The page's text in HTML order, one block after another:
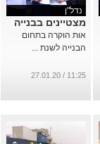
נדל"ן
מצטיינים בבנייה
אות הוקרה בתחום
הבנייה לשנת ...
11:25 / 27.01.20